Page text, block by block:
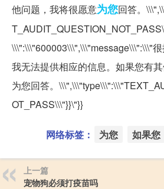
他问题，我将很愿意为您回答。
\\\":\\\"600003\\\",\\\"message\\\":\\\"
我无法提供相应的信息。如果您有
为您回答。
OT_PASS\\\"}}\"}}
网络标签： 为您 如果您
上一篇
宠物狗必须打疫苗吗